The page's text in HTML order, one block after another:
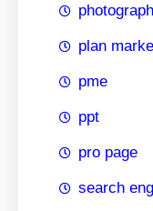
plan
pme
ppt
pro page
search